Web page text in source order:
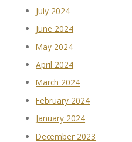
July 2024
June 2024
May 2024
April 2024
March 2024
February 2024
January 2024
December 2023